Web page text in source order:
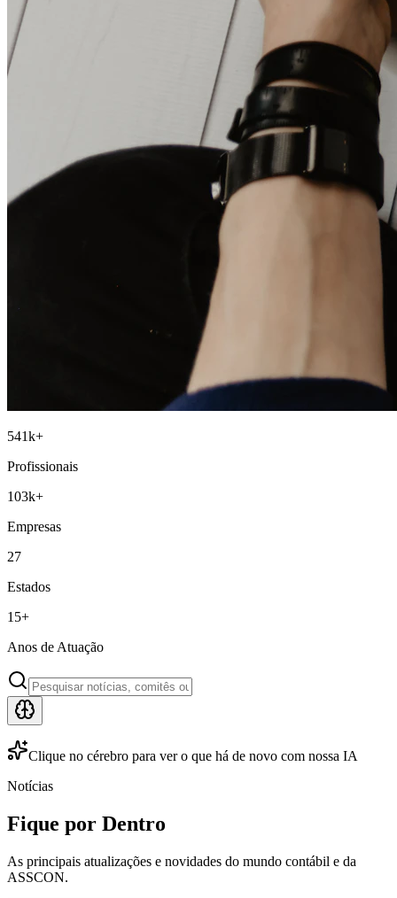
541k+
Profissionais
103k+
Empresas
27
Estados
15+
Anos de Atuação
Clique no cérebro para ver o que há de novo com nossa IA
Notícias
Fique por Dentro
As principais atualizações e novidades do mundo contábil e da
ASSCON.